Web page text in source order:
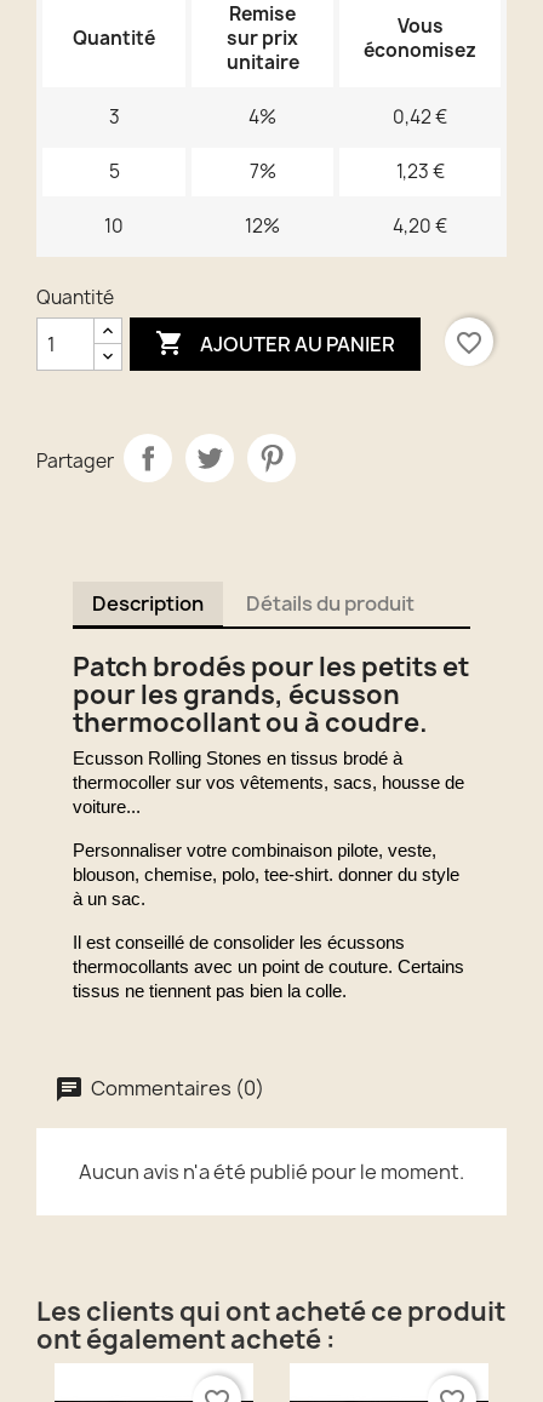
Quantité
Remise
sur prix
unitaire
Vous
économisez
3 4% 0,42 €
5 7% 1,23 €
10 12% 4,20 €
Quantité
 AJOUTER AU PANIER favorite_border
Partager
Description Détails du produit
Patch brodés pour les petits et
pour les grands, écusson
thermocollant ou à coudre.
Ecusson Rolling Stones en tissus brodé à
thermocoller sur vos vêtements, sacs, housse de
voiture...
Personnaliser votre combinaison pilote, veste,
blouson, chemise, polo, tee-shirt. donner du style
à un sac.
Il est conseillé de consolider les écussons
thermocollants avec un point de couture. Certains
tissus ne tiennent pas bien la colle.
Commentaires (0)
Aucun avis n'a été publié pour le moment.
Les clients qui ont acheté ce produit
ont également acheté :